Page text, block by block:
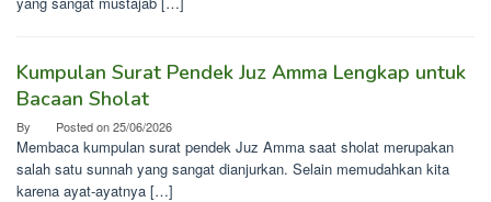
Kumpulan Surat Pendek Juz Amma Lengkap untuk
Bacaan Sholat
By Posted on25/06/2026
Membaca kumpulan surat pendek Juz Amma saat sholat merupakan
salah satu sunnah yang sangat dianjurkan. Selain memudahkan kita
karena ayat-ayatnya […]